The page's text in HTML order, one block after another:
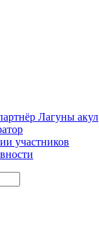
Лагуны акул
участников